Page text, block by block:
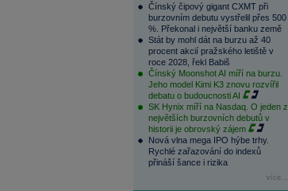
Čínský čipový gigant CXMT při
burzovním debutu vystřelil přes 500
%. Překonal i největší banku země
Stát by mohl dát na burzu až 40
procent akcií pražského letiště v
roce 2028, řekl Babiš
Čínský Moonshot AI míří na burzu.
Jeho model Kimi K3 znovu rozvířil
debatu o budoucnosti AI
SK Hynix míří na Nasdaq. O jeden z
největších burzovních debutů v
historii je obrovský zájem
Nová vlna mega IPO hýbe trhy.
Rychlé zařazování do indexů
přináší šance i rizika
více...